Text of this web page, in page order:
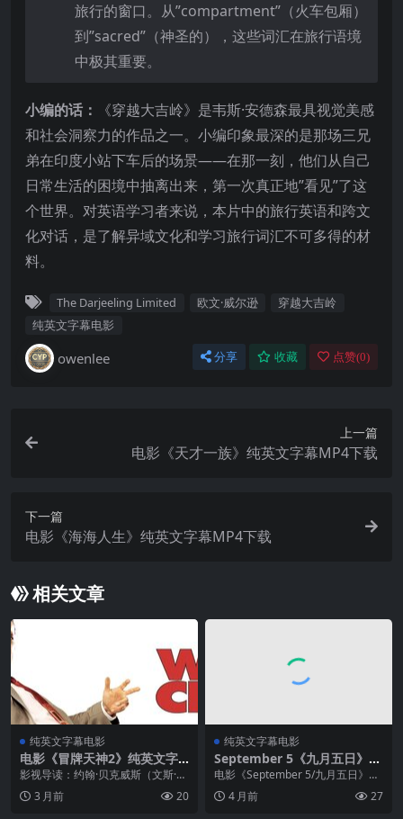
旅行的窗口。从”compartment”（火车包厢）
到”sacred”（神圣的），这些词汇在旅行语境
中极其重要。
小编的话：
《穿越大吉岭》是韦斯·安德森最具视觉美感
和社会洞察力的作品之一。小编印象最深的是那场三兄
弟在印度小站下车后的场景——在那一刻，他们从自己
日常生活的困境中抽离出来，第一次真正地”看见”了这
个世界。对英语学习者来说，本片中的旅行英语和跨文
化对话，是了解异域文化和学习旅行词汇不可多得的材
料。
The Darjeeling Limited 欧文·威尔逊
穿越大吉岭
纯英文字幕电影
owenlee 分享 收藏 点赞(0)
上一篇
电影《天才一族》纯英文字幕MP4下载
下一篇
电影《海海人生》纯英文字幕MP4下载
相关文章
纯英文字幕电影
电影《冒牌天神2》纯英文字
幕MP4下载
影视导读：约翰·贝克威斯（文斯·沃
恩饰）和格里·费伦伯格（欧文·威尔
逊饰）是两个以”蹭婚礼”为生的社交
3 月前 20
纯英文字幕电影
September 5《九月五日》纯
英文字幕MP4下载 – 91talk英
电影《September 5/九月五日》纯
英文字幕高清MP4下载 影视导读：
《九月五日》的故事发生在1972年
4 月前 27